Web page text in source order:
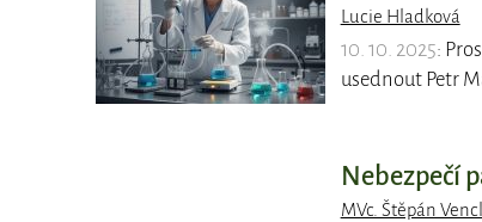
Lucie Hladková
10. 10. 2025:
usednout Petr
Nebezpečí
MVc. Štěpán Vencl